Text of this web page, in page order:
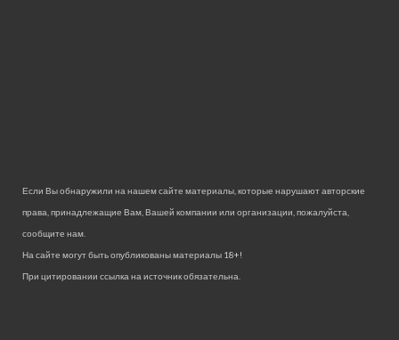
Если Вы обнаружили на нашем сайте материалы, которые нарушают авторские
права, принадлежащие Вам, Вашей компании или организации, пожалуйста,
сообщите нам.
На сайте могут быть опубликованы материалы 18+!
При цитировании ссылка на источник обязательна.